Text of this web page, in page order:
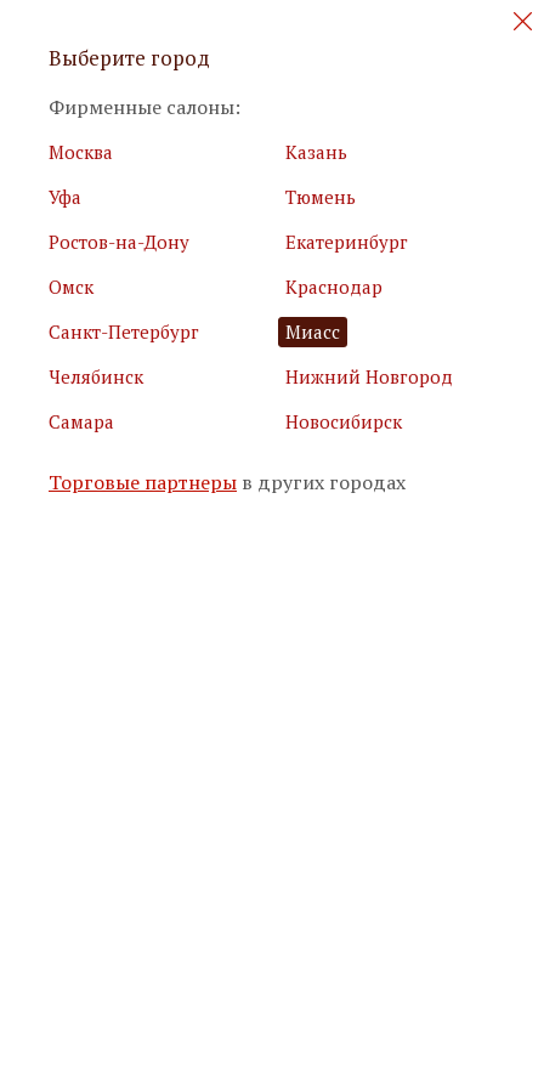
Персональные акции и новинки
Я принимаю
условия использования сайта
Я соглашаюсь сполитикой обработки персональных
Подписаться
Выберите город
Фирменные салоны:
Москва
Казань
Уфа
Тюмень
Ростов-на-Дону
Екатеринбург
Омск
Краснодар
Санкт-Петербург
Миасс
Челябинск
Нижний Новгород
Самара
Новосибирск
Торговые партнеры в других городах